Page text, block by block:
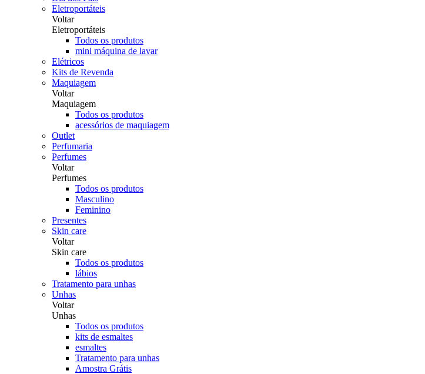
Eletroportáteis
Voltar
Eletroportáteis
Todos os produtos
mini máquina de lavar
Elétricos
Kits de Revenda
Maquiagem
Voltar
Maquiagem
Todos os produtos
acessórios de maquiagem
Outlet
Perfumaria
Perfumes
Voltar
Perfumes
Todos os produtos
Masculino
Feminino
Presentes
Skin care
Voltar
Skin care
Todos os produtos
lábios
Tratamento para unhas
Unhas
Voltar
Unhas
Todos os produtos
kits de esmaltes
esmaltes
Tratamento para unhas
Amostra Grátis